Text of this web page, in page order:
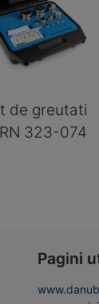
de greutati
323-074
Pagini